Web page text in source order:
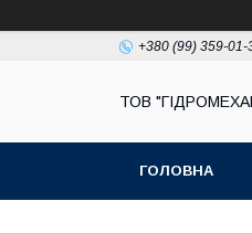
+380 (99) 359-01-
ТОВ
ГОЛОВНА